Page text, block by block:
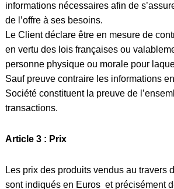
informations nécessaires afin de
de l’offre à ses besoins.
Le Client déclare être en mesure de
en vertu des lois françaises ou
personne physique ou morale pour
Sauf preuve contraire les informations
Société constituent la preuve de
transactions.
Article 3 : Prix
Les prix des produits vendus au travers
sont indiqués en Euros et précisément